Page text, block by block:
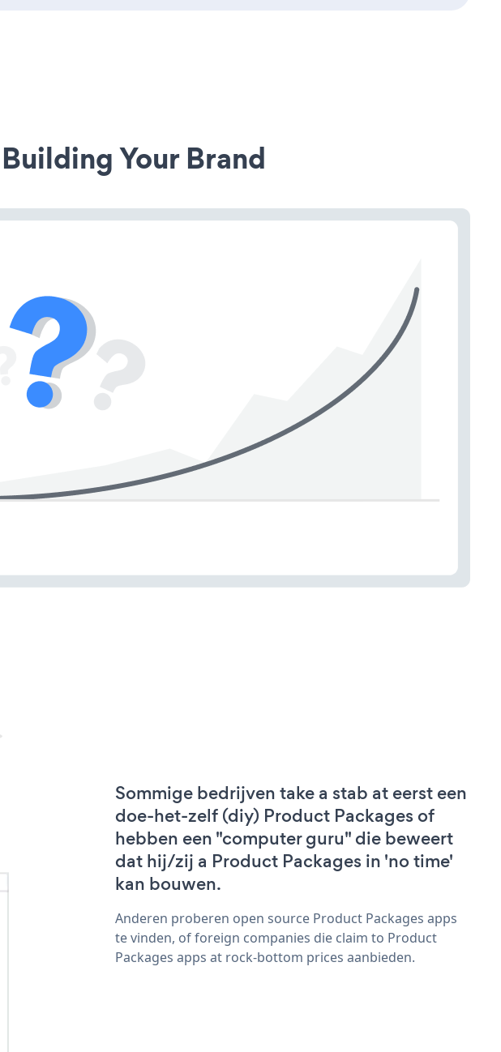
Your Brand
Sommige bedrijven take a stab at eerst een
doe-het-zelf (diy) Product Packages of
hebben een "computer guru" die beweert
dat hij/zij a Product Packages in 'no time'
kan bouwen.
Anderen proberen open source Product Packages apps
te vinden, of foreign companies die claim to Product
Packages apps at rock-bottom prices aanbieden.